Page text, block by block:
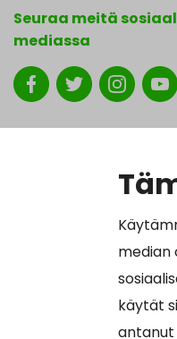
median
käytät
antanut
Seuraa meitä
mediassa
Näytä omat